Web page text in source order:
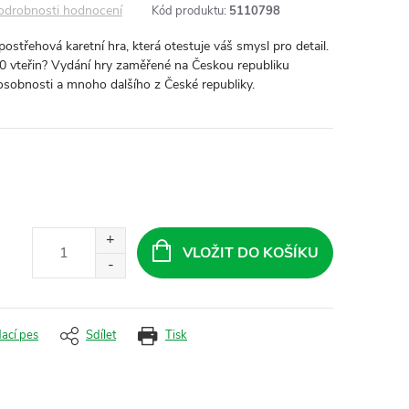
hodnocení Kód produktu: 5110798
karetní hra, která otestuje váš smysl pro detail.
vteřin? Vydání hry zaměřené na Českou republiku
a mnoho dalšího z České republiky.
VLOŽIT DO KOŠÍKU
Tisk
pes Sdílet